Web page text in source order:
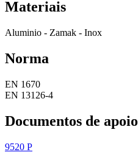
Materiais
Aluminio - Zamak - Inox
Norma
EN 1670
EN 13126-4
Documentos de apoio
9520 P